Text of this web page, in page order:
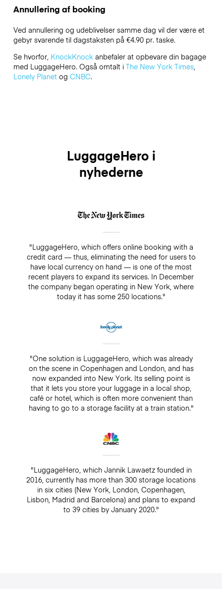
Annullering af booking
Ved annullering og udeblivelser samme dag vil der være et
gebyr svarende til dagstaksten på €4.90 pr. taske.
Se hvorfor, KnockKnockanbefaler at opbevare din bagage
med LuggageHero. Også omtalt i The New York Times,
Lonely Planetog CNBC.
LuggageHero i
nyhederne
"LuggageHero, which offers online booking with a
credit card — thus, eliminating the need for users to
have local currency on hand — is one of the most
recent players to expand its services. In December
the company began operating in New York, where
today it has some 250 locations."
"One solution is LuggageHero, which was already
on the scene in Copenhagen and London, and has
now expanded into New York. Its selling point is
that it lets you store your luggage in a local shop,
café or hotel, which is often more convenient than
having to go to a storage facility at a train station."
"LuggageHero, which Jannik Lawaetz founded in
2016, currently has more than 300 storage locations
in six cities (New York, London, Copenhagen,
Lisbon, Madrid and Barcelona) and plans to expand
to 39 cities by January 2020."